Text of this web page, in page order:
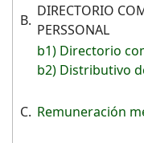
B.
DIRECTORIO
PERSSONAL
b1) Directorio
b2) Distributivo
C. Remuneración